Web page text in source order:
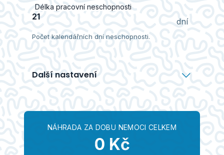
Délka pracovní neschopnosti
dní
Počet kalendářních dní neschopnosti.
Další nastavení
zameškané hodiny.
NÁHRADA ZA DOBU NEMOCI CELKEM
0 Kč